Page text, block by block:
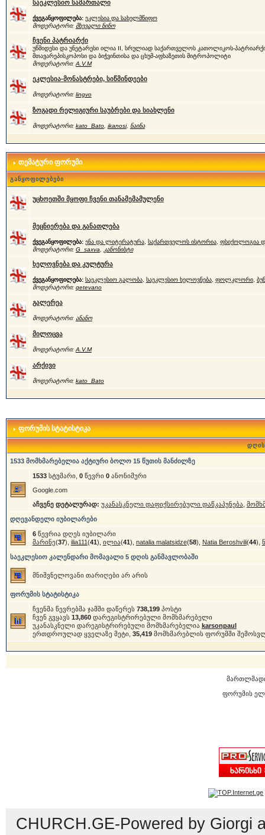
საეკლესიო სამართალი
ქვეგანყოფილება: ეკლესია და სახელმწიფო
მოდერატორი: მხევალი ნინო
ჩვენი პატრიარქი
უწმიდესი და უნეტარესი ილია II, სრულიად საქართველოს კათოლიკოს-
მთავარეპისკოპოსი და ბიჭვინთისა და ცხუმ-აფხაზეთის მიტროპოლიტი
მოდერატორი: A.V.M
ეკლესია-მონასტრები, სიწმინდეები
მოდერატორი: lingvo
ზოგადი რელიგიური საუბრები და სიახლენი
მოდერატორი: kato_Bato, ikanosi, ნაინა
თემატური ფორუმი
განყოფილებები
უცხოეთში მყოფი ჩვენი თანამემამულენი
მეცნიერება და განათლება
ქვეგანყოფილება: ენა და ლიტერატურა, საქართველოს ისტორია, ფსიქოლოგია
მოდერატორი: G_saxva კანონისტი
ხელოვნება და კულტურა
ქვეგანყოფილება: საეკლესიო გალობა, საეკლესიო ხელოვნება, ფოლკლორი,
მოდერატორი: qetevano
გალერეა
მოდერატორი: ანანო
მილოცვა
მოდერატორი: A.V.M
არქივი
მოდერატორი: kato_Bato
ფორუმის სტატისტიკა
დღის
1533 მომხმარებელია აქტიური ბოლო 15 წუთის მანძილზე
1533სტუმარი, 0წევრი 0ანონიმური
Google.com
აჩვენე დეტალურად: უკანასკნელი დაფიქსირებული დაწკაპუნება
დღევანდელი იუბილარები
6წევრია დღეს იუბილარი
მარინე(37), ilia111(41), ილია(41), natalia malatsidze(58), Natia Beroshvili(44),
საეკლესიო კალენდარი მომავალი 5 დღის განმავლობაში
მნიშვნელოვანი თარიღები არ არის
ფორუმის სტატისტიკა
ჩვენმა წევრებმა ჯამში დაწერეს 738,199პოსტი
ჩვენ გვყავს 13,860დარეგისტრირებული მომხმარებელი
უკანასკნელი დარეგისტრირებული მომხმარებელია karsonpaul
ერთდროულად ყველაზე მეტი, 35,419მომხმარებლის ფორუმში
ფორუმის
CHURCH.GE-Powered by Giorgi